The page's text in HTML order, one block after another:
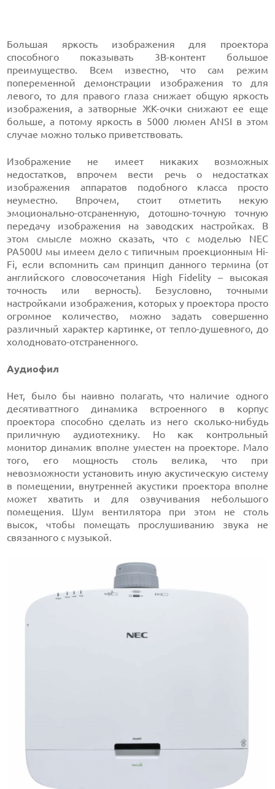
Большая яркость изображения для проектора
способного показывать 3В-контент большое
преимущество. Всем известно, что сам режим
попеременной демонстрации изображения то для
левого, то для правого глаза снижает общую яркость
изображения, а затворные ЖК-очки снижают ее еще
больше, а потому яркость в 5000 люмен ANSI в этом
случае можно только приветствовать.
Изображение не имеет никаких возможных
недостатков, впрочем вести речь о недостатках
изображения аппаратов подобного класса просто
неуместно. Впрочем, стоит отметить некую
эмоционально-отсраненную, дотошно-точную точную
передачу изображения на заводских настройках. В
этом смысле можно сказать, что с моделью NEC
PA500U мы имеем дело с типичным проекционным Hi-
Fi, если вспомнить сам принцип данного термина (от
английского словосочетания High Fidelity – высокая
точность или верность). Безусловно, точными
настройками изображения, которых у проектора просто
огромное количество, можно задать совершенно
различный характер картинке, от тепло-душевного, до
холодновато-отстраненного.
Аудиофил
Нет, было бы наивно полагать, что наличие одного
десятиваттного динамика встроенного в корпус
проектора способно сделать из него сколько-нибудь
приличную аудиотехнику. Но как контрольный
монитор динамик вполне уместен на проекторе. Мало
того, его мощность столь велика, что при
невозможности установить иную акустическую систему
в помещении, внутренней акустики проектора вполне
может хватить и для озвучивания небольшого
помещения. Шум вентилятора при этом не столь
высок, чтобы помещать прослушиванию звука не
связанного с музыкой.